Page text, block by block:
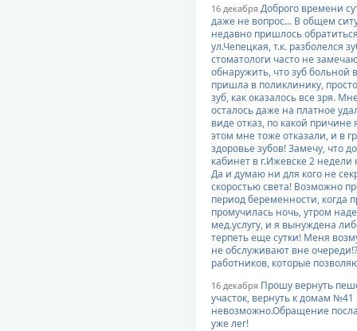
16 декабря Доброго времени
даже не вопрос... В общем
недавно пришлось
ул.Чепецкая, т.к. разболелся
стоматологи часто не
обнаружить, что зуб больной
пришла в поликлинику,
зуб, как оказалось все зря.
осталось даже на платное
виде отказ, по какой причине
этом мне тоже отказали, и в
здоровье зубов! Замечу, что
кабинет в г.Ижевске 2
Да и думаю ни для кого не
скоростью света! Возможно
период беременности, когда
промучилась ночь, утром
мед.услугу, и я вынуждена
терпеть еще сутки! Меня
не обслуживают вне
работников, которые
16 декабря Прошу вернуть
участок, вернуть к домам
невозможно.Обращение
уже лег!